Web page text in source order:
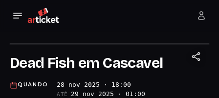
Dead Fish em Cascavel
QUANDO 28 nov 2025 · 18:00
ATÉ 29 nov 2025 · 01:00